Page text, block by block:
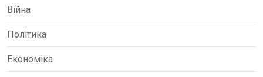
Війна
Політика
Економіка